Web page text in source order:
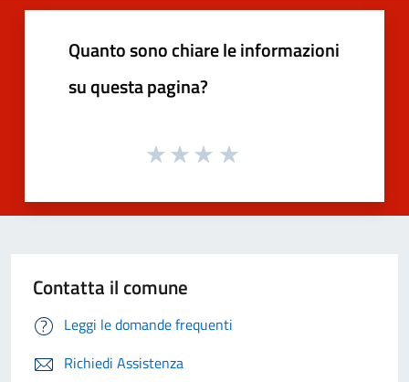
Quanto sono chiare le informazioni
su questa pagina?
Contatta il comune
Leggi le domande frequenti
Richiedi Assistenza